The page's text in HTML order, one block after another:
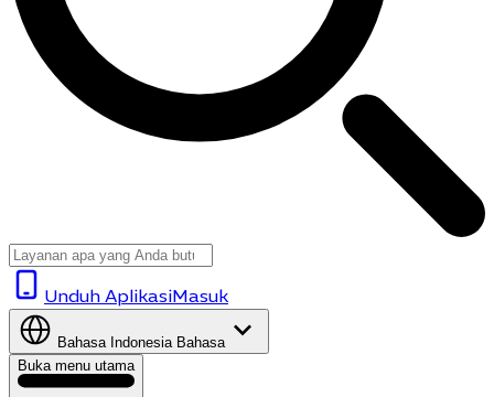
Unduh AplikasiMasuk
Bahasa Indonesia Bahasa
Buka menu utama